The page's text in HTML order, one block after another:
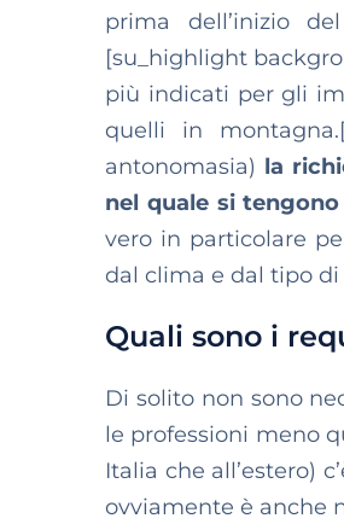
prima dell’inizio
[su_highlight
più indicati per gli
quelli in
antonomasia) la
nel quale si
vero in particolare
dal clima e dal tipo di
Quali sono i
Di solito non sono
le professioni meno
Italia che all’estero)
ovviamente è anche